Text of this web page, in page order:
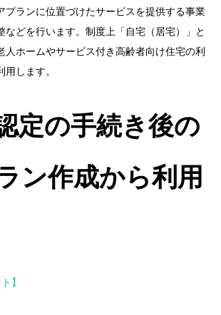
プランに位置づけたサービスを提供する事業
などを行います。制度上「自宅（居宅）」と
人ホームやサービス付き高齢者向け住宅の利
します。
定の手続き後の
ン作成から利用
】